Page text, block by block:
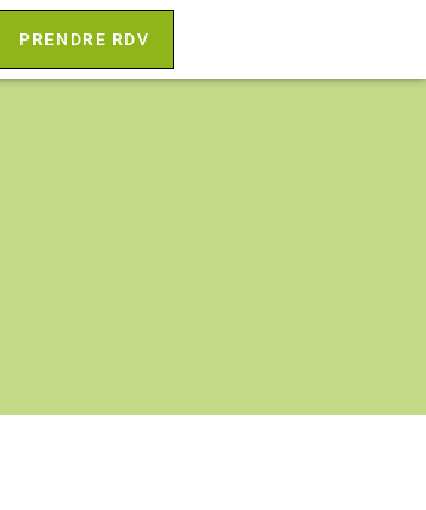
PRENDRE RDV